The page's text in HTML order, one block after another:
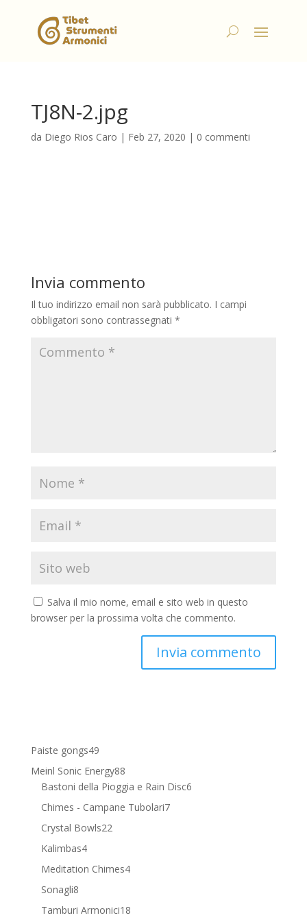
TJ8N-2.jpg
da Diego Rios Caro | Feb 27, 2020 | 0 commenti
Invia commento
Il tuo indirizzo email non sarà pubblicato. I campi
obbligatori sono contrassegnati *
Salva il mio nome, email e sito web in questo
browser per la prossima volta che commento.
Paiste gongs4949
prodotti
Meinl Sonic Energy8888
prodotti
Bastoni della Pioggia e Rain Disc66
Chimes - Campane Tubolari77
Crystal Bowls2222
Kalimbas44
prodotti
Meditation Chimes44
Sonagli88
prodotti
Tamburi Armonici1818